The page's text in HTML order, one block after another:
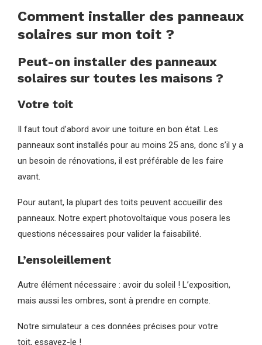
Comment installer des panneaux
solaires sur mon toit ?
Peut-on installer des panneaux
solaires sur toutes les maisons ?
Votre toit
Il faut tout d’abord avoir une toiture en bon état. Les
panneaux sont installés pour au moins 25 ans, donc s’il y a
un besoin de rénovations, il est préférable de les faire
avant.
Pour autant, la plupart des toits peuvent accueillir des
panneaux. Notre expert photovoltaïque vous posera les
questions nécessaires pour valider la faisabilité.
L’ensoleillement
Autre élément nécessaire : avoir du soleil ! L’exposition,
mais aussi les ombres, sont à prendre en compte.
Notre simulateur a ces données précises pour votre
toit, essayez-le !